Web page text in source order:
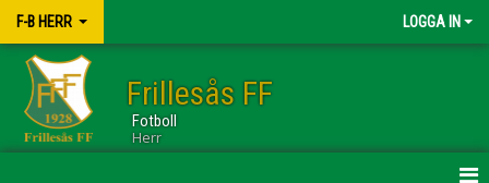
F-B HERR LOGGA IN
Frillesås FF
Fotboll
Herr